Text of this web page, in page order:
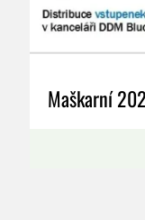
Maškarní